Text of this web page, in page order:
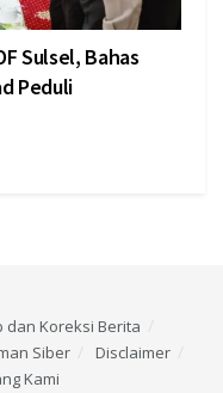
Sulsel, Bahas
Peduli
dan Koreksi Berita
Siber
Disclaimer
Kami